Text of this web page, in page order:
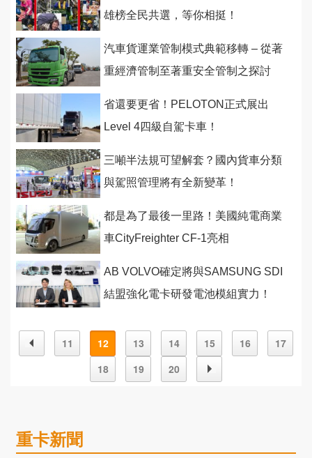
雄榜全民共選，等你相挺！
汽車貨運業管制模式典範移轉 – 從著
重經濟管制至著重安全管制之探討
省還要更省！PELOTON正式展出
Level 4四級自駕卡車！
三噸半法規可望解套？國內貨車分類
與駕照管理將有全新變革！
都是為了最後一里路！美國純電商業
車CityFreighter CF-1亮相
AB VOLVO確定將與SAMSUNG SDI
結盟強化電卡研發電池模組實力！
11 12 13 14 15 16
17
18
19 20
重卡新聞